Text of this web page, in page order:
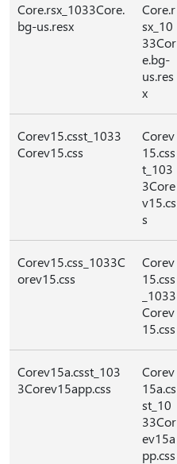
Core.rsx_1033Core.
bg-us.resx
Core.r
sx_10
33Cor
e.bg-
us.res
x
Corev15.csst_1033
Corev15.css
Corev
15.css
t_103
3Core
v15.cs
s
Corev15.css_1033C
orev15.css
Corev
15.css
_1033
Corev
15.css
Corev15a.csst_103
3Corev15app.css
Corev
15a.cs
st_10
33Cor
ev15a
pp.css